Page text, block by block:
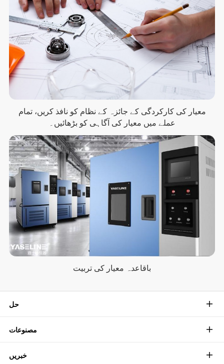
معیار کی کارکردگی کے جائزہ کے نظام کو نافذ کریں، تمام
عملے میں معیار کی آگاہی کو بڑھائیں۔
باقاعدہ معیار کی تربیت
حل
مصنوعات
خبریں